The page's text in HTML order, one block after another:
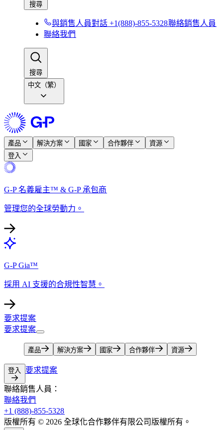
搜尋​​
與銷售人員對話 +1(888)-855-5328​​聯絡銷售人員​​
聯絡我們​​
搜尋​​
中文（繁）
產品​​ 解決方案​​ 國家​​ 合作夥伴​​
資源​​
登入​​
G-P 名義雇主™ & G-P 承包商​​
管理您的全球勞動力。​​
G-P Gia™​​
採用 AI 支援的合規性智慧。​​
要求提案​​
要求提案​​
產品​​ 解決方案​​ 國家​​ 合作夥伴​​ 資源​​
登入​​ 要求提案​​
聯絡銷售人員：​​
聯絡我們​​
+1 (888)-855-5328​​
版權所有 © 2026 全球化合作夥伴有限公司版權所有。​​